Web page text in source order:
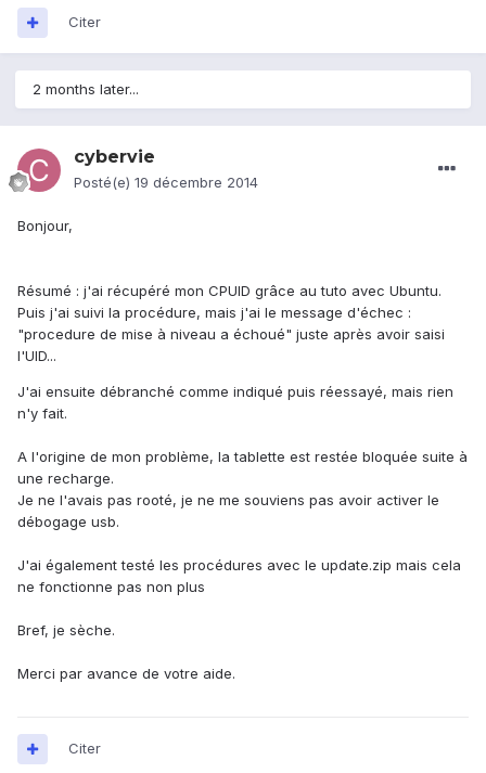
Citer
2 months later...
cybervie
Posté(e) 19 décembre 2014
Bonjour,
Résumé : j'ai récupéré mon CPUID grâce au tuto avec Ubuntu.
Puis j'ai suivi la procédure, mais j'ai le message d'échec :
"procedure de mise à niveau a échoué" juste après avoir saisi
l'UID...
J'ai ensuite débranché comme indiqué puis réessayé, mais rien
n'y fait.
A l'origine de mon problème, la tablette est restée bloquée suite à
une recharge.
Je ne l'avais pas rooté, je ne me souviens pas avoir activer le
débogage usb.
J'ai également testé les procédures avec le update.zip mais cela
ne fonctionne pas non plus
Bref, je sèche.
Merci par avance de votre aide.
Citer